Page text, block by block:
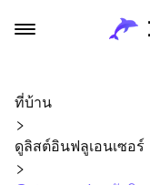
ที่บ้าน
ดูลิสต์อินฟลูเอนเซอร์